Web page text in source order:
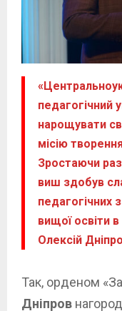
педагогічний
нарощувати
місію
Зростаючи
виш здобув
педагогічних
вищої освіти
Олексій
Так, орденом «За
Дніпров